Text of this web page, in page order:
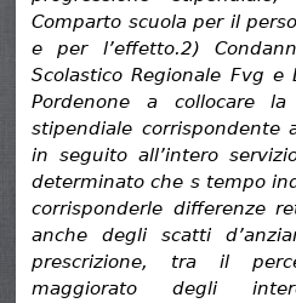
Comparto scuola per il
e per l’effetto.2)
Scolastico Regionale Fvg e
Pordenone a collocare
stipendiale corrispondente
in seguito all’intero
determinato che s tempo
corrisponderle differenze
anche degli scatti
prescrizione, tra il
maggiorato degli